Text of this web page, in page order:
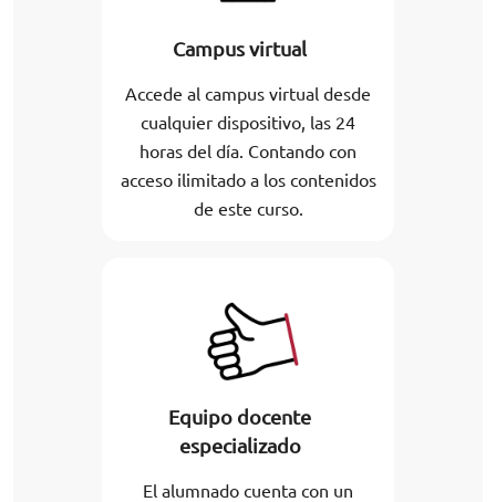
Campus virtual
Accede al campus virtual desde
cualquier dispositivo, las 24
horas del día. Contando con
acceso ilimitado a los contenidos
de este curso.
Equipo docente
especializado
El alumnado cuenta con un